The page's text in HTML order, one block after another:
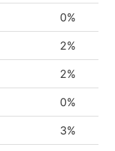
0%
2%
2%
0%
3%